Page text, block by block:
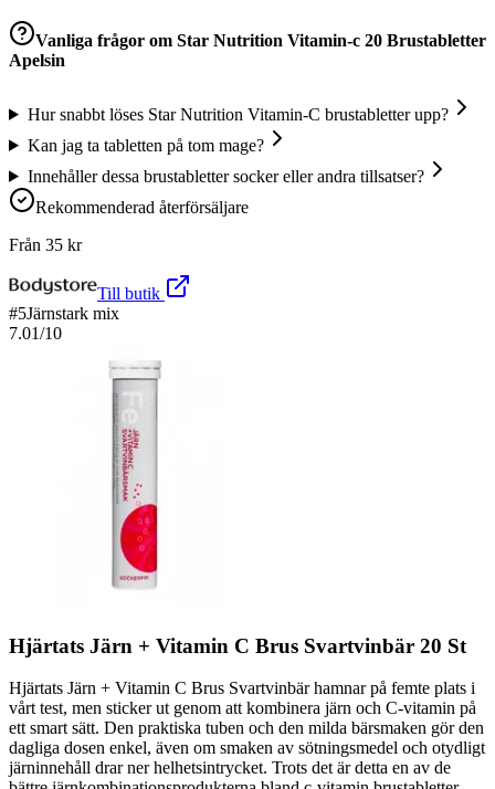
Vanliga frågor om Star Nutrition Vitamin-c 20 Brustabletter
Apelsin
Hur snabbt löses Star Nutrition Vitamin-C brustabletter upp?
Kan jag ta tabletten på tom mage?
Innehåller dessa brustabletter socker eller andra tillsatser?
Rekommenderad återförsäljare
Från 35 kr
Till butik
#5Järnstark mix
7.01/10
Hjärtats Järn + Vitamin C Brus Svartvinbär 20 St
Hjärtats Järn + Vitamin C Brus Svartvinbär hamnar på femte plats i
vårt test, men sticker ut genom att kombinera järn och C-vitamin på
ett smart sätt. Den praktiska tuben och den milda bärsmaken gör den
dagliga dosen enkel, även om smaken av sötningsmedel och otydligt
järninnehåll drar ner helhetsintrycket. Trots det är detta en av de